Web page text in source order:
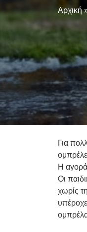
Αρχική
Για
Η αγορά
Οι
χωρίς